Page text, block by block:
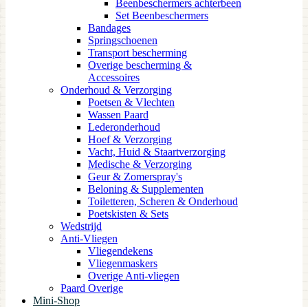
Beenbeschermers achterbeen
Set Beenbeschermers
Bandages
Springschoenen
Transport bescherming
Overige bescherming &
Accessoires
Onderhoud & Verzorging
Poetsen & Vlechten
Wassen Paard
Lederonderhoud
Hoef & Verzorging
Vacht, Huid & Staartverzorging
Medische & Verzorging
Geur & Zomerspray's
Beloning & Supplementen
Toiletteren, Scheren & Onderhoud
Poetskisten & Sets
Wedstrijd
Anti-Vliegen
Vliegendekens
Vliegenmaskers
Overige Anti-vliegen
Paard Overige
Mini-Shop